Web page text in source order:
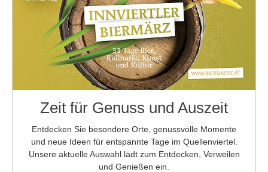
Zeit für Genuss und Auszeit
Entdecken Sie besondere Orte, genussvolle Momente
und neue Ideen für entspannte Tage im Quellenviertel.
Unsere aktuelle Auswahl lädt zum Entdecken, Verweilen
und Genießen ein.